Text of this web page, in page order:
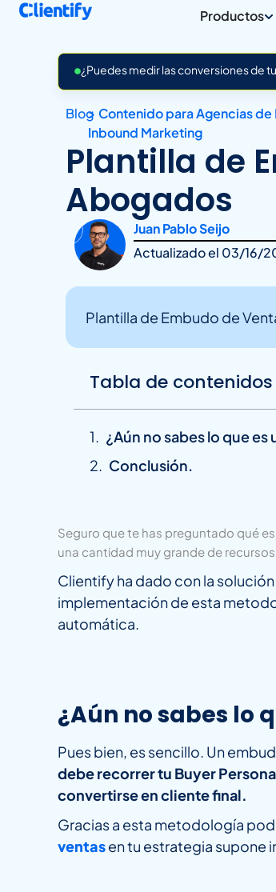
Productos
¿Puedes medir las conversiones de
Blog
> Contenido para Agencias
Inbound Marketing
Plantilla de
Abogados
Juan Pablo Seijo
Actualizado el 03/16/
Plantilla de Embudo de
Tabla de contenidos
¿Aún no sabes lo que
Conclusión.
Seguro que te has preguntado qué
una cantidad muy grande de
Clientify ha dado con la
implementación de esta
automática.
¿Aún no sabes lo
Pues bien, es sencillo. Un
debe recorrer tu Buyer
convertirse en cliente final.
Gracias a esta metodología
ventasen tu estrategia supone